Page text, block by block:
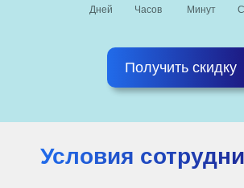
Дней Часов Минут
Получить скидку
Условия